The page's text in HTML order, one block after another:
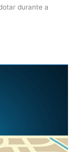
durante a